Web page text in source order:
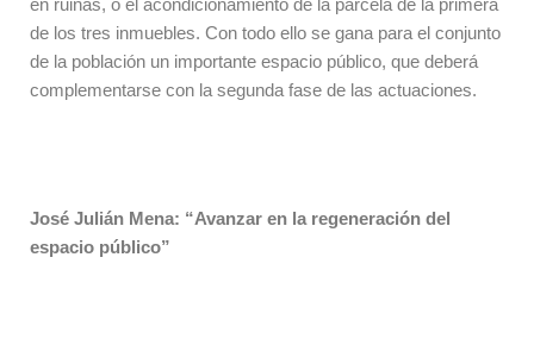
en ruinas, o el acondicionamiento de la parcela de la primera
de los tres inmuebles. Con todo ello se gana para el conjunto
de la población un importante espacio público, que deberá
complementarse con la segunda fase de las actuaciones.
José Julián Mena: “Avanzar en la regeneración del
espacio público”